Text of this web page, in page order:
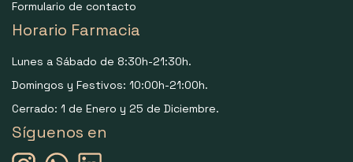
Formulario de contacto
Horario Farmacia
Lunes a Sábado de 8:30h-21:30h.
Domingos y Festivos: 10:00h-21:00h.
Cerrado: 1 de Enero y 25 de Diciembre.
Síguenos en